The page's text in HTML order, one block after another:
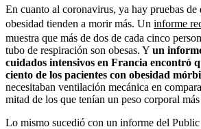
En cuanto al coronavirus, ya hay pruebas de
obesidad tienden a morir más. Un informe
muestra que más de dos de cada cinco
tubo de respiración son obesas. Y un
cuidados intensivos en Francia encontró
ciento de los pacientes con obesidad
necesitaban ventilación mecánica en
mitad de los que tenían un peso corporal
Lo mismo sucedió con un informe del